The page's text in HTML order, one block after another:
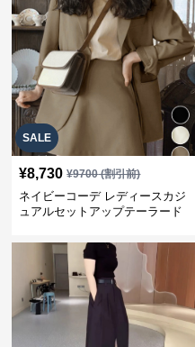
SALE
¥8,730 ¥9700(割引前)
ネイビーコーデ レディースカジ
ュアルセットアップテーラード